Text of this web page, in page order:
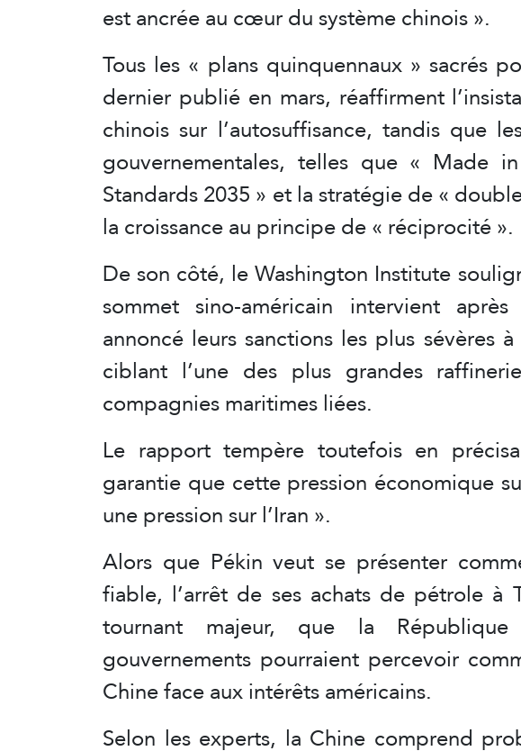
est ancrée au cœur du système chinois ».
Tous les « plans quinquennaux » sacrés
dernier publié en mars, réaffirment
chinois sur l’autosuffisance, tandis que
gouvernementales, telles que « Made
Standards 2035 » et la stratégie de «
la croissance au principe de « réciprocité ».
De son côté, le Washington Institute
sommet sino-américain intervient
annoncé leurs sanctions les plus sévères
ciblant l’une des plus grandes
compagnies maritimes liées.
Le rapport tempère toutefois en
garantie que cette pression économique
une pression sur l’Iran ».
Alors que Pékin veut se présenter
fiable, l’arrêt de ses achats de pétrole à
tournant majeur, que la
gouvernements pourraient percevoir
Chine face aux intérêts américains.
Selon les experts, la Chine comprend